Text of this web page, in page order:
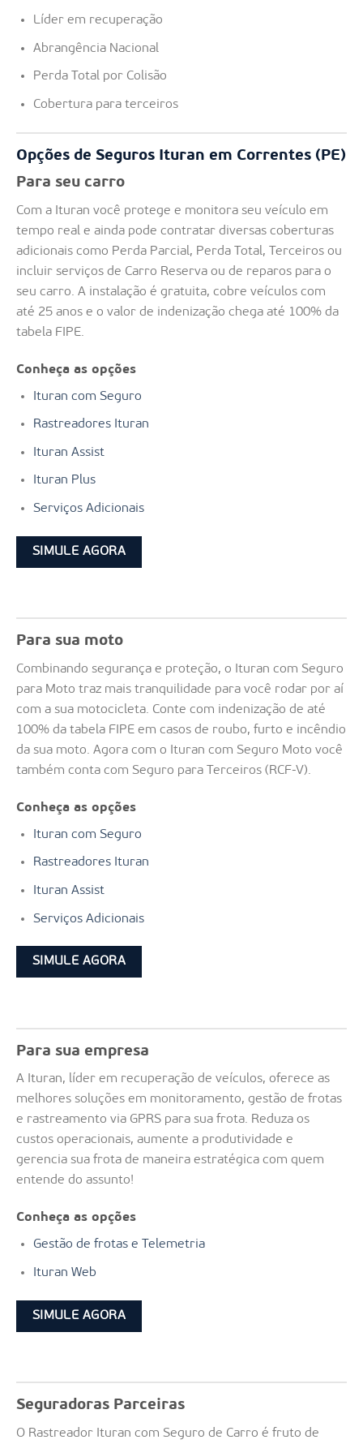
Líder em recuperação
Abrangência Nacional
Perda Total por Colisão
Cobertura para terceiros
Opções de Seguros Ituran em Correntes (PE)
Para seu carro
Com a Ituran você protege e monitora seu veículo em
tempo real e ainda pode contratar diversas coberturas
adicionais como Perda Parcial, Perda Total, Terceiros ou
incluir serviços de Carro Reserva ou de reparos para o
seu carro. A instalação é gratuita, cobre veículos com
até 25 anos e o valor de indenização chega até 100% da
tabela FIPE.
Conheça as opções
Ituran com Seguro
Rastreadores Ituran
Ituran Assist
Ituran Plus
Serviços Adicionais
SIMULE AGORA
Para sua moto
Combinando segurança e proteção, o Ituran com Seguro
para Moto traz mais tranquilidade para você rodar por aí
com a sua motocicleta. Conte com indenização de até
100% da tabela FIPE em casos de roubo, furto e incêndio
da sua moto. Agora com o Ituran com Seguro Moto você
também conta com Seguro para Terceiros (RCF-V).
Conheça as opções
Ituran com Seguro
Rastreadores Ituran
Ituran Assist
Serviços Adicionais
SIMULE AGORA
Para sua empresa
A Ituran, líder em recuperação de veículos, oferece as
melhores soluções em monitoramento, gestão de frotas
e rastreamento via GPRS para sua frota. Reduza os
custos operacionais, aumente a produtividade e
gerencia sua frota de maneira estratégica com quem
entende do assunto!
Conheça as opções
Gestão de frotas e Telemetria
Ituran Web
SIMULE AGORA
Seguradoras Parceiras
O Rastreador Ituran com Seguro de Carro é fruto de